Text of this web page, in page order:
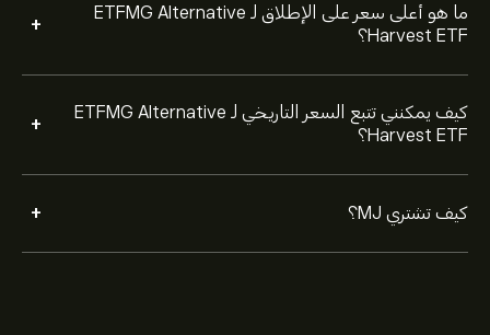
ما هو أعلى سعر على الإطلاق لـ ETFMG Alternative
Harvest ETF؟
+
كيف يمكنني تتبع السعر التاريخي لـ ETFMG Alternative
Harvest ETF؟
+
كيف تشتري MJ؟ +